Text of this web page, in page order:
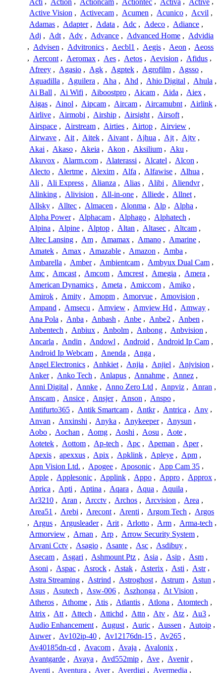
Active Vision , Activecam , Acumen , Acunico , Acvil ,
Adamas , Adapter , Adata , Adc , Adeco , Adiance ,
Adj , Adt , Adv , Advance , Advanced Home , Advidia
, Advisen , Advitronics , Aecbl1 , Aegis , Aeon , Aeoss
, Aercont , Aeromax , Aes , Aetos , Aevision , Afidus ,
Afreey , Agasio , Agk , Agptek , Agrofilm , Agsso ,
Aguadilla , Aguilera , Aha , Ahd , Ahio Digital , Ahula ,
Ai Ball , Ai Wifi , Aiboostpro , Aicam , Aida , Aiex ,
Aigas , Ainol , Aipcam , Aircam , Aircamubnt , Airlink ,
Airlive , Airmobi , Airship , Airsight , Airsoft ,
Airspace , Airstream , Airties , Airtop , Airview ,
Airwave , Ait , Aitek , Aivant , Ajhua , Ajt , Ajtv ,
Akai , Akaso , Akeia , Akon , Aksilium , Aku ,
Akuvox , Alarm.com , Alaterassi , Alcatel , Alcon ,
Alecto , Alertme , Alexim , Alfa , Alfawise , Alhua ,
Ali , Ali Express , Alianza , Alias , Alibi , Aliendvr ,
Alinking , Alivision , All-in-one , Alliede , Allnet ,
Allsky , Alltec , Almacen , Alonma , Alp , Alpha ,
Alpha Power , Alphacam , Alphago , Alphatech ,
Alpina , Alpine , Alptop , Altan , Altasec , Altcam ,
Altec Lansing , Am , Amamax , Amano , Amarine ,
Amatek , Amax , Amazable , Amazon , Amba ,
Ambarella , Amber , Ambientcam , Ambyux Dual Cam ,
Amc , Amcast , Amcom , Amcrest , Amegia , Amera ,
American Dynamics , Ameta , Amiccom , Amiko ,
Amirok , Amity , Amopm , Amorvue , Amovision ,
Ampand , Amsecu , Amview , Amview Hd , Amway ,
Ana Pola , Anba , Anbash , Anbe , Anbe2 , Anben ,
Anbentech , Anbiux , Anbolm , Anbong , Anbvision ,
Ancarla , Andin , Andowl , Android , Android Ip Cam ,
Android Ip Webcam , Anenda , Anga ,
Angel Electronics , Anhkiet , Anjia , Anjiel , Anjvision ,
Anker , Anko Tech , Anlapus , Annahme , Annez ,
Anni Digital , Annke , Anno Zero Ltd , Anpviz , Anran ,
Anscam , Ansice , Ansjer , Anson , Anspo ,
Antifurto365 , Antik Smartcam , Antkr , Antrica , Anv ,
Anvan , Anxinshi , Anyka , Anykeeper , Anysun ,
Aobo , Aochan , Aomg , Aoshi , Aosu , Aote ,
Aotetek , Aottom , Ap-tech , Apc , Apeman , Aper ,
Apexis , apexxus , Apix , Apklink , Apleye , Apm ,
Apn Vision Ltd. , Apogee , Aposonic , App Cam 35 ,
Apple , Applesonic , Applink , Appo , Appro , Approx ,
Aprica , Apti , Aptina , Aqara , Aqua , Aquila ,
Ar3210 , Aran , Arcctv , Archos , Arcvision , Area ,
Area51 , Arebi , Arecont , Arenti , Argom Tech , Argos
, Argus , Argusleader , Arit , Arlotto , Arm , Arma-tech ,
Armorview , Arnan , Arp , Arrow Security System ,
Arvani Cctv , Asagio , Asante , Asc , Asdibuy ,
Asecam , Asgari , Ashmount Ptz , Asia , Asip , Asm ,
Asoni , Aspac , Asrock , Astak , Asterix , Asti , Astr ,
Astra Streaming , Astrind , Astroghost , Astrum , Astun ,
Asus , Asutech , Asw-006 , Aszhonga , At Vision ,
Atheros , Athome , Atis , Atlantis , Atlona , Atomtech ,
Atrix , Att , Attech , Attichd , Attn , Atv , Atz , Au3 ,
Audio Enhancement , August , Auric , Aussen , Autoip ,
Auwer , Av102ip-40 , Av12176dn-15 , Av265 ,
Av40185dn-cd , Avacom , Avaja , Avalonix ,
Avantgarde , Avaya , Avd552mip , Ave , Avenir ,
Aventi , Aventura , Aver , Averdigi , Avermedia ,